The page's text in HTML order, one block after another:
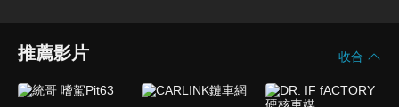
推薦影片 收合